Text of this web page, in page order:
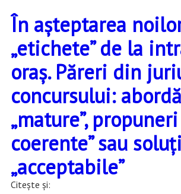
În aşteptarea
„etichete” de la
oraş. Păreri din
concursului:
„mature”,
coerente” sau
„acceptabile”
Citește și: